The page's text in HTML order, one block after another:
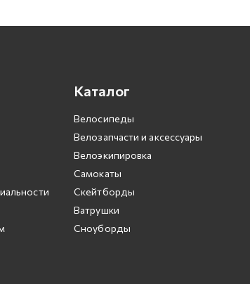
Каталог
Велосипеды
Велозапчасти и аксессуары
Велоэкипировка
Самокаты
Скейтборды
Ватрушки
Сноуборды